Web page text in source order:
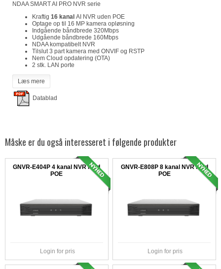
NDAA SMART AI PRO NVR serie
Kraftig 16 kanal AI NVR uden POE
Optage op til 16 MP kamera opløsning
Indgående båndbrede 320Mbps
Udgående båndbrede 160Mbps
NDAA kompatibelt NVR
Tilslut 3 part kamera med ONVIF og RSTP
Nem Cloud opdatering (OTA)
2 stk. LAN porte
Læs mere
Datablad
Måske er du også interesseret i følgende produkter
GNVR-E404P 4 kanal NVR med
POE
Login for pris
GNVR-E808P 8 kanal NVR med
POE
Login for pris